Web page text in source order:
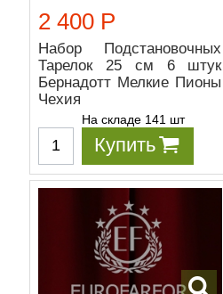
2 400 Р
Набор Подстановочных
Тарелок 25 см 6 штук
Бернадотт Мелкие Пионы
Чехия
На складе 141 шт
Купить